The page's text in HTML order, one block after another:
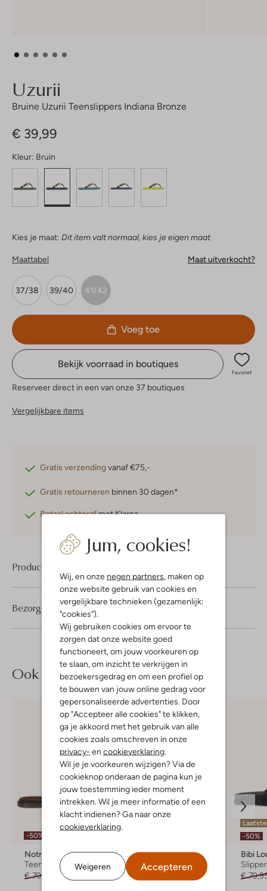
Jum, cookies!
Wij, en onze negen partners, maken op
onze website gebruik van cookies en
vergelijkbare technieken (gezamenlijk:
"cookies").
Wij gebruiken cookies om ervoor te
zorgen dat onze website goed
functioneert, om jouw voorkeuren op
te slaan, om inzicht te verkrijgen in
bezoekersgedrag en om een profiel op
te bouwen van jouw online gedrag voor
gepersonaliseerde advertenties. Door
op "Accepteer alle cookies" te klikken,
ga je akkoord met het gebruik van alle
cookies zoals omschreven in onze
privacy- en cookieverklaring.
Wil je je voorkeuren wijzigen? Via de
cookieknop onderaan de pagina kun je
jouw toestemming ieder moment
intrekken. Wil je meer informatie of een
klacht indienen? Ga naar onze
cookieverklaring.
Weigeren Accepteren
Uzurii
Bruine Uzurii Teenslippers Indiana Bronze
€ 39,99
Kleur: Bruin
Kies je maat: Dit item valt normaal, kies je eigen maat
Maattabel Maat uitverkocht?
37/38 39/40 41/42
Voeg toe
Bekijk voorraad in boutiques
Favoriet
Reserveer direct in een van onze 37 boutiques
Vergelijkbare items
Gratis verzendingvanaf €75,-
Gratis retourneren binnen 30 dagen*
Betaal achterafmet Klarna
Product informatie
Bezorgen & retourneren
Ook iets voor jou?
-50%
Notre-V
Teenslippers
€ 79,99
€ 39,99
Kurt Geiger London
Teenslippers
€ 69,99
€ 48,99
-50%
Bibi
€